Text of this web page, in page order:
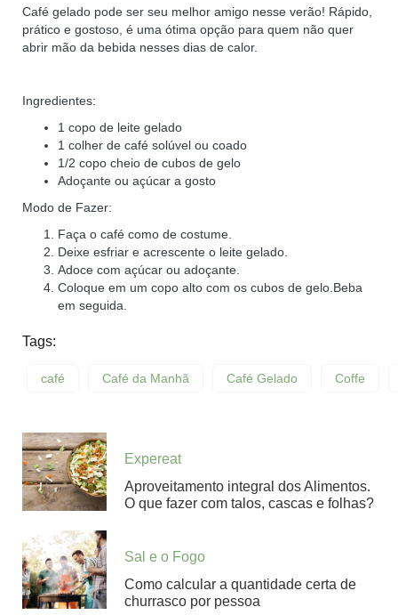
Café gelado pode ser seu melhor amigo nesse verão! Rápido,
prático e gostoso, é uma ótima opção para quem não quer
abrir mão da bebida nesses dias de calor.
Ingredientes:
1 copo de leite gelado
1 colher de café solúvel ou coado
1/2 copo cheio de cubos de gelo
Adoçante ou açúcar a gosto
Modo de Fazer:
Faça o café como de costume.
Deixe esfriar e acrescente o leite gelado.
Adoce com açúcar ou adoçante.
Coloque em um copo alto com os cubos de gelo.Beba
em seguida.
Tags:
café Café da Manhã Café Gelado Coffe
Expereat
Aproveitamento integral dos Alimentos.
O que fazer com talos, cascas e folhas?
Sal e o Fogo
Como calcular a quantidade certa de
churrasco por pessoa